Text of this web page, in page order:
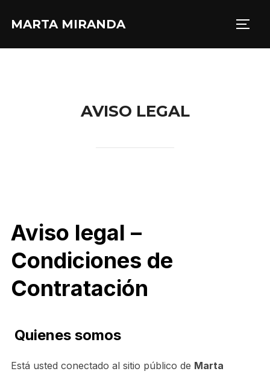
MARTA MIRANDA
AVISO LEGAL
Aviso legal –
Condiciones de
Contratación
Quienes somos
Está usted conectado al sitio público de Marta